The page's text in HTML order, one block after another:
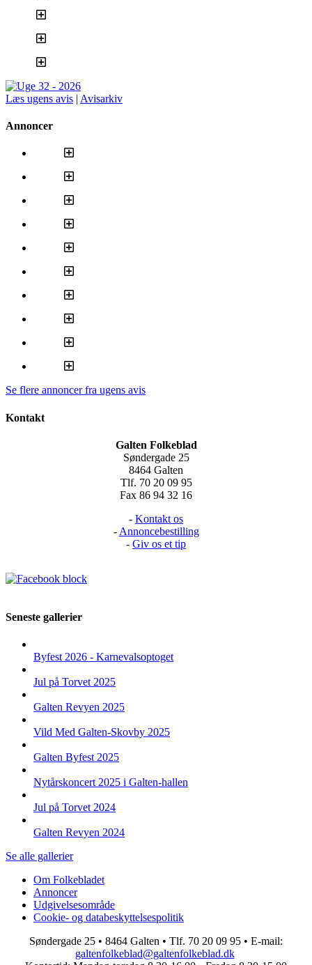
Læs ugens avis | Avisarkiv
Annoncer
Se flere annoncer fra ugens avis
Kontakt
Galten Folkeblad
Søndergade 25
8464 Galten
Tlf. 70 20 09 95
Fax 86 94 32 16
- Kontakt os
- Annoncebestilling
- Giv os et tip
Seneste gallerier
Byfest 2026 - Karnevalsoptoget
Jul på Torvet 2025
Galten Revyen 2025
Vild Med Galten-Skovby 2025
Galten Byfest 2025
Nytårskoncert 2025 i Galten-hallen
Jul på Torvet 2024
Galten Revyen 2024
Se alle gallerier
Top
navigation
Om Folkebladet
Annoncer
Udgivelsesområde
Cookie- og databeskyttelsespolitik
Søndergade 25 • 8464 Galten • Tlf. 70 20 09 95 • E-mail:
galtenfolkeblad@galtenfolkeblad.dk